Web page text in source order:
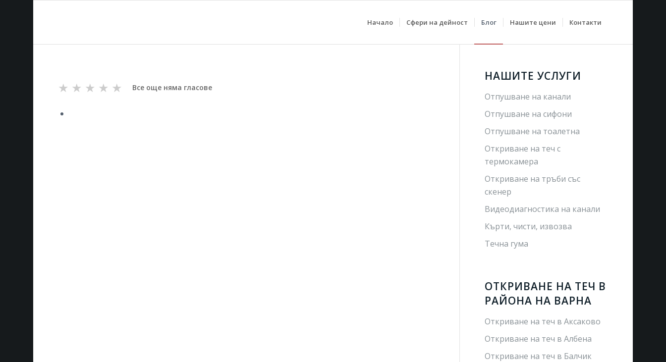
Начало Сфери на дейност Блог Нашите цени Контакти
★
★
★
★
★ Все още няма гласове
НАШИТЕ УСЛУГИ
Отпушване на канали
Отпушване на сифони
Отпушване на тоалетна
Откриване на теч с
термокамера
Откриване на тръби със
скенер
Видеодиагностика на канали
Кърти, чисти, извозва
Течна гума
ОТКРИВАНЕ НА ТЕЧ В
РАЙОНА НА ВАРНА
Откриване на теч в Аксаково
Откриване на теч в Албена
Откриване на теч в Балчик